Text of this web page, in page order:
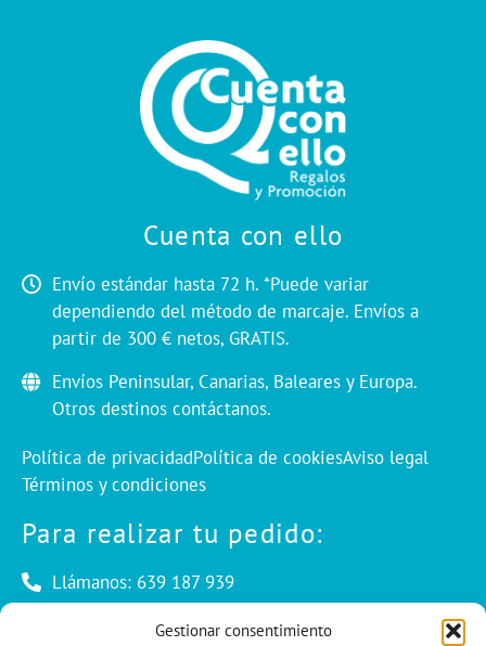
Gestionar consentimiento
Cuenta con ello
Envío estándar hasta 72 h. *Puede variar
dependiendo del método de marcaje. Envíos a
partir de 300 € netos, GRATIS.
Envíos Peninsular, Canarias, Baleares y Europa.
Otros destinos contáctanos.
Política de privacidadPolítica de cookiesAviso legal
Términos y condiciones
Para realizar tu pedido:
Llámanos: 639 187 939
Envíanos un mail: info@cuentaconello.com